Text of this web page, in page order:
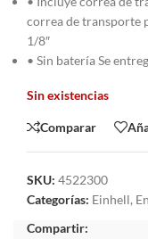
correa de transporte
1/8″
• Sin batería Se
Sin existencias
Comparar
SKU: 4522300
Categorías: Einhell,
Compartir: